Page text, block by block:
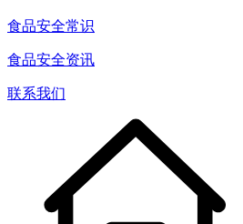
食品安全常识
食品安全资讯
联系我们